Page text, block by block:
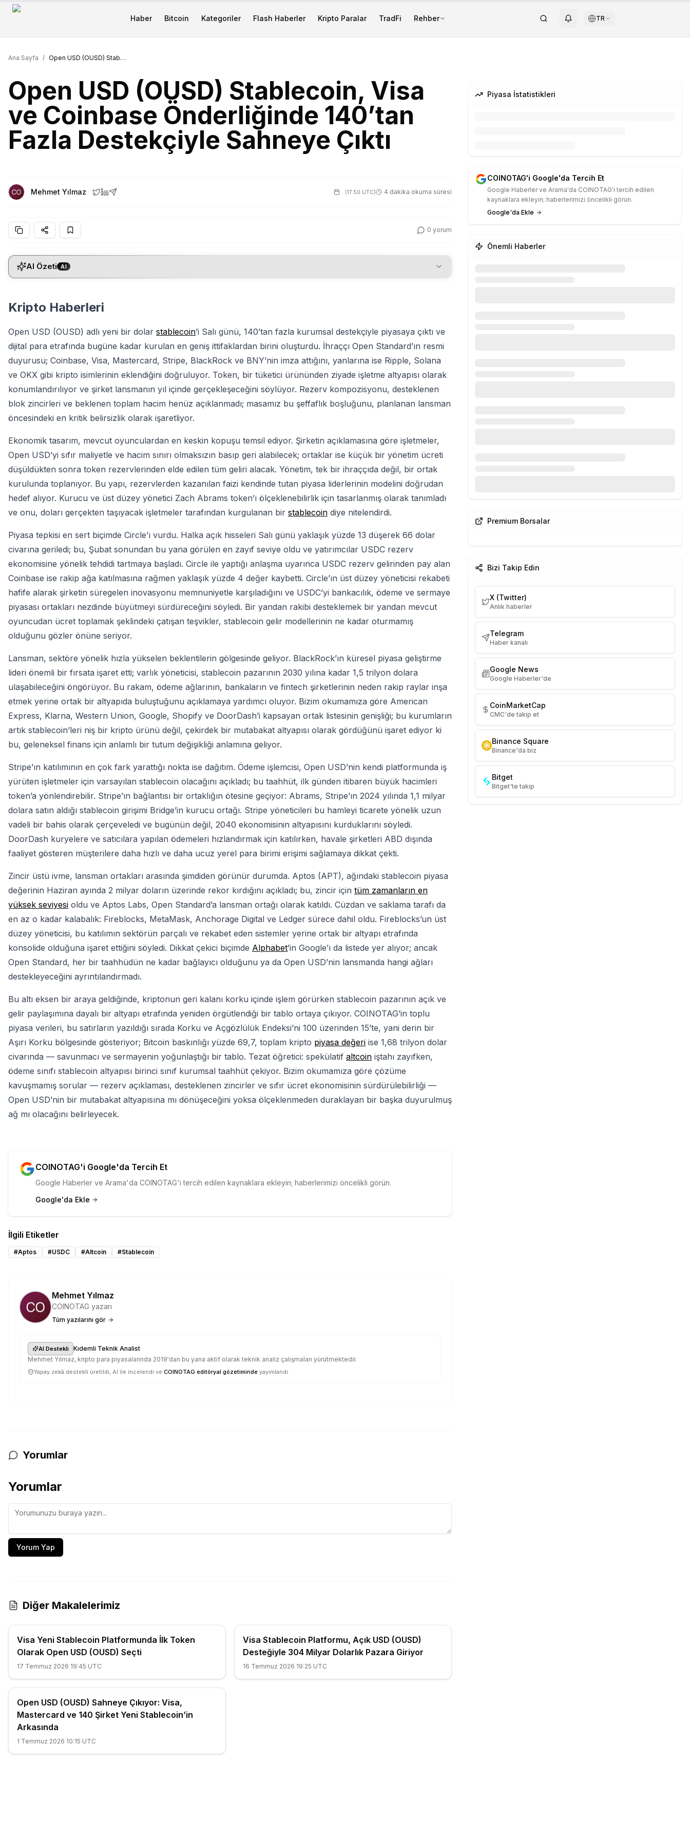
Haber Bitcoin Kategoriler Flash Haberler Kripto Paralar TradFi Rehber TR
Ana Sayfa / Open USD (OUSD) Stablecoin, Visa ve Coinbase Önderliğinde 140’tan Fazla Destekçiyle Sahneye Çıktı
Open USD (OUSD) Stablecoin, Visa
ve Coinbase Önderliğinde 140’tan
Fazla Destekçiyle Sahneye Çıktı
Mehmet Yılmaz (17:50 UTC) 4 dakika okuma süresi
0 yorum
AI Özeti AI
Kripto Haberleri
Open USD (OUSD) adlı yeni bir dolar stablecoin’i Salı günü, 140’tan fazla kurumsal destekçiyle piyasaya çıktı ve
dijital para etrafında bugüne kadar kurulan en geniş ittifaklardan birini oluşturdu. İhraççı Open Standard’ın resmi
duyurusu; Coinbase, Visa, Mastercard, Stripe, BlackRock ve BNY’nin imza attığını, yanlarına ise Ripple, Solana
ve OKX gibi kripto isimlerinin eklendiğini doğruluyor. Token, bir tüketici ürününden ziyade işletme altyapısı olarak
konumlandırılıyor ve şirket lansmanın yıl içinde gerçekleşeceğini söylüyor. Rezerv kompozisyonu, desteklenen
blok zincirleri ve beklenen toplam hacim henüz açıklanmadı; masamız bu şeffaflık boşluğunu, planlanan lansman
öncesindeki en kritik belirsizlik olarak işaretliyor.
Ekonomik tasarım, mevcut oyunculardan en keskin kopuşu temsil ediyor. Şirketin açıklamasına göre işletmeler,
Open USD’yi sıfır maliyetle ve hacim sınırı olmaksızın basıp geri alabilecek; ortaklar ise küçük bir yönetim ücreti
düşüldükten sonra token rezervlerinden elde edilen tüm geliri alacak. Yönetim, tek bir ihraççıda değil, bir ortak
kurulunda toplanıyor. Bu yapı, rezervlerden kazanılan faizi kendinde tutan piyasa liderlerinin modelini doğrudan
hedef alıyor. Kurucu ve üst düzey yönetici Zach Abrams token’ı ölçeklenebilirlik için tasarlanmış olarak tanımladı
ve onu, doları gerçekten taşıyacak işletmeler tarafından kurgulanan bir stablecoin diye nitelendirdi.
Piyasa tepkisi en sert biçimde Circle’ı vurdu. Halka açık hisseleri Salı günü yaklaşık yüzde 13 düşerek 66 dolar
civarına geriledi; bu, Şubat sonundan bu yana görülen en zayıf seviye oldu ve yatırımcılar USDC rezerv
ekonomisine yönelik tehdidi tartmaya başladı. Circle ile yaptığı anlaşma uyarınca USDC rezerv gelirinden pay alan
Coinbase ise rakip ağa katılmasına rağmen yaklaşık yüzde 4 değer kaybetti. Circle’ın üst düzey yöneticisi rekabeti
hafife alarak şirketin süregelen inovasyonu memnuniyetle karşıladığını ve USDC’yi bankacılık, ödeme ve sermaye
piyasası ortakları nezdinde büyütmeyi sürdüreceğini söyledi. Bir yandan rakibi desteklemek bir yandan mevcut
oyuncudan ücret toplamak şeklindeki çatışan teşvikler, stablecoin gelir modellerinin ne kadar oturmamış
olduğunu gözler önüne seriyor.
Lansman, sektöre yönelik hızla yükselen beklentilerin gölgesinde geliyor. BlackRock’ın küresel piyasa geliştirme
lideri önemli bir fırsata işaret etti; varlık yöneticisi, stablecoin pazarının 2030 yılına kadar 1,5 trilyon dolara
ulaşabileceğini öngörüyor. Bu rakam, ödeme ağlarının, bankaların ve fintech şirketlerinin neden rakip raylar inşa
etmek yerine ortak bir altyapıda buluştuğunu açıklamaya yardımcı oluyor. Bizim okumamıza göre American
Express, Klarna, Western Union, Google, Shopify ve DoorDash’i kapsayan ortak listesinin genişliği; bu kurumların
artık stablecoin’leri niş bir kripto ürünü değil, çekirdek bir mutabakat altyapısı olarak gördüğünü işaret ediyor ki
bu, geleneksel finans için anlamlı bir tutum değişikliği anlamına geliyor.
Stripe’ın katılımının en çok fark yarattığı nokta ise dağıtım. Ödeme işlemcisi, Open USD’nin kendi platformunda iş
yürüten işletmeler için varsayılan stablecoin olacağını açıkladı; bu taahhüt, ilk günden itibaren büyük hacimleri
token’a yönlendirebilir. Stripe’ın bağlantısı bir ortaklığın ötesine geçiyor: Abrams, Stripe’ın 2024 yılında 1,1 milyar
dolara satın aldığı stablecoin girişimi Bridge’in kurucu ortağı. Stripe yöneticileri bu hamleyi ticarete yönelik uzun
vadeli bir bahis olarak çerçeveledi ve bugünün değil, 2040 ekonomisinin altyapısını kurduklarını söyledi.
DoorDash kuryelere ve satıcılara yapılan ödemeleri hızlandırmak için katılırken, havale şirketleri ABD dışında
faaliyet gösteren müşterilere daha hızlı ve daha ucuz yerel para birimi erişimi sağlamaya dikkat çekti.
Zincir üstü ivme, lansman ortakları arasında şimdiden görünür durumda. Aptos (APT), ağındaki stablecoin piyasa
değerinin Haziran ayında 2 milyar doların üzerinde rekor kırdığını açıkladı; bu, zincir için tüm zamanların en
yüksek seviyesi oldu ve Aptos Labs, Open Standard’a lansman ortağı olarak katıldı. Cüzdan ve saklama tarafı da
en az o kadar kalabalık: Fireblocks, MetaMask, Anchorage Digital ve Ledger sürece dahil oldu. Fireblocks’un üst
düzey yöneticisi, bu katılımın sektörün parçalı ve rekabet eden sistemler yerine ortak bir altyapı etrafında
konsolide olduğuna işaret ettiğini söyledi. Dikkat çekici biçimde Alphabet’in Google’ı da listede yer alıyor; ancak
Open Standard, her bir taahhüdün ne kadar bağlayıcı olduğunu ya da Open USD’nin lansmanda hangi ağları
destekleyeceğini ayrıntılandırmadı.
Bu altı eksen bir araya geldiğinde, kriptonun geri kalanı korku içinde işlem görürken stablecoin pazarının açık ve
gelir paylaşımına dayalı bir altyapı etrafında yeniden örgütlendiği bir tablo ortaya çıkıyor. COINOTAG’in toplu
piyasa verileri, bu satırların yazıldığı sırada Korku ve Açgözlülük Endeksi’ni 100 üzerinden 15’te, yani derin bir
Aşırı Korku bölgesinde gösteriyor; Bitcoin baskınlığı yüzde 69,7, toplam kripto piyasa değeri ise 1,68 trilyon dolar
civarında — savunmacı ve sermayenin yoğunlaştığı bir tablo. Tezat öğretici: spekülatif altcoin iştahı zayıfken,
ödeme sınıfı stablecoin altyapısı birinci sınıf kurumsal taahhüt çekiyor. Bizim okumamıza göre çözüme
kavuşmamış sorular — rezerv açıklaması, desteklenen zincirler ve sıfır ücret ekonomisinin sürdürülebilirliği —
Open USD’nin bir mutabakat altyapısına mı dönüşeceğini yoksa ölçeklenmeden duraklayan bir başka duyurulmuş
ağ mı olacağını belirleyecek.
COINOTAG'i Google'da Tercih Et
Google Haberler ve Arama'da COINOTAG'i tercih edilen kaynaklara ekleyin; haberlerimizi öncelikli görün.
Google'da Ekle
İlgili Etiketler
#Aptos #USDC #Altcoin #Stablecoin
Mehmet Yılmaz
COINOTAG yazarı
Tüm yazılarını gör
AI Destekli Kıdemli Teknik Analist·
Mehmet Yılmaz, kripto para piyasalarında 2019'dan bu yana aktif olarak teknik analiz çalışmaları yürütmektedir.
Yapay zekâ destekli üretildi, AI ile incelendi ve COINOTAG editöryal gözetiminde yayımlandı.
Yorumlar
Yorumlar
Yorum Yap
Diğer Makalelerimiz
Visa Yeni Stablecoin Platformunda İlk Token
Olarak Open USD (OUSD) Seçti
17 Temmuz 2026 19:45 UTC
Visa Stablecoin Platformu, Açık USD (OUSD)
Desteğiyle 304 Milyar Dolarlık Pazara Giriyor
16 Temmuz 2026 19:25 UTC
Open USD (OUSD) Sahneye Çıkıyor: Visa,
Mastercard ve 140 Şirket Yeni Stablecoin’in
Arkasında
1 Temmuz 2026 10:15 UTC
Piyasa İstatistikleri
COINOTAG'i Google'da Tercih Et
Google Haberler ve Arama'da COINOTAG'i tercih edilen
kaynaklara ekleyin; haberlerimizi öncelikli görün.
Google'da Ekle
Önemli Haberler
Premium Borsalar
Bizi Takip Edin
X (Twitter)
Anlık haberler
Telegram
Haber kanalı
Google News
Google Haberler'de
CoinMarketCap
CMC'de takip et
Binance Square
Binance'da biz
Bitget
Bitget'te takip